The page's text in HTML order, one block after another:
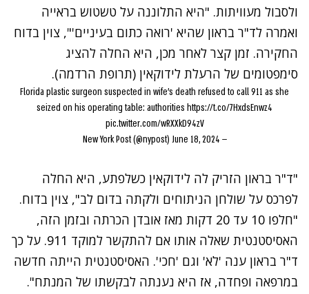
ולסבול מעוויתות. "היא התלוננה על טשטוש בראייה
ואמרה לד"ר בראון שהיא 'רואה כתום בעיניים'", צוין בדוח
החקירה. זמן קצר לאחר מכן, היא החלה להציג
סימפטומים של הרעלת לידוקאין (תרופת הרדמה).
Florida plastic surgeon suspected in wife’s death refused to call 911 as she
seized on his operating table: authorities https://t.co/7HxdsEnwz4
pic.twitter.com/wRXXkD94zV
— New York Post (@nypost)
June 18, 2024
"ד"ר בראון הזריק לה לידוקאין כשלפתע, היא החלה
לפרכס על שולחן הניתוחים ולקתה בדום לב", צוין בדוח.
"חלפו 10 עד 20 דקות מאז אובדן הכרתה ובזמן הזה,
האסיסטנטית שאלה אותו אם להתקשר למוקד 911. על כך
ד"ר בראון ענה 'לא' וגם 'חכי'. האסיסטנטית הייתה חדשה
במרפאה ופחדה, אז היא נענתה לבקשתו של המנתח".